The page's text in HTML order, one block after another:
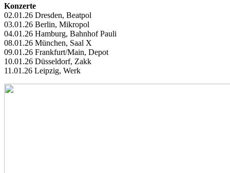
Konzerte
02.01.26 Dresden, Beatpol
03.01.26 Berlin, Mikropol
04.01.26 Hamburg, Bahnhof Pauli
08.01.26 München, Saal X
09.01.26 Frankfurt/Main, Depot
10.01.26 Düsseldorf, Zakk
11.01.26 Leipzig, Werk